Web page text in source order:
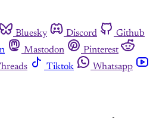
Bluesky Discord
Github
Mastodon
Pinterest
Tiktok
Whatsapp